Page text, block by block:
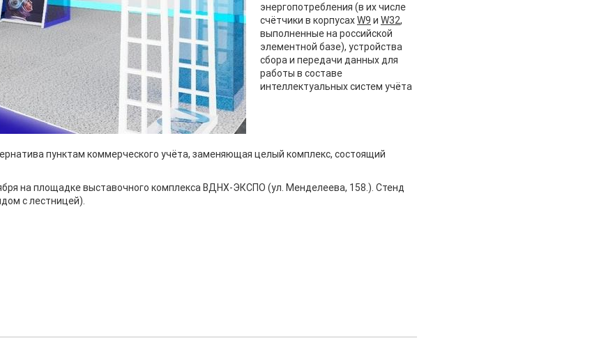
энергопотребления (в их числе
счётчики в корпусахW9 и W32,
выполненные на российской
элементной базе), устройства
сбора и передачи данных для
работы в составе
интеллектуальных систем учёта
пунктам коммерческого учёта, заменяющая целый комплекс, состоящий
на площадке выставочного комплекса ВДНХ-ЭКСПО (ул. Менделеева, 158.). Стенд
с лестницей).